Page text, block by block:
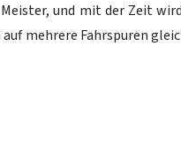
und mit der Zeit
mehrere Fahrspuren